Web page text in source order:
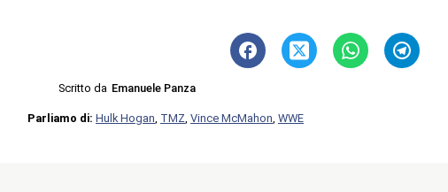
Scritto da Emanuele Panza
Parliamo di: Hulk Hogan TMZ Vince McMahon WWE